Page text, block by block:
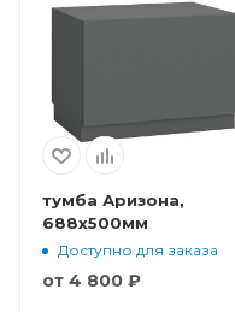
тумба Аризона,
688x500мм
Доступно для заказа
от 4 800 ₽